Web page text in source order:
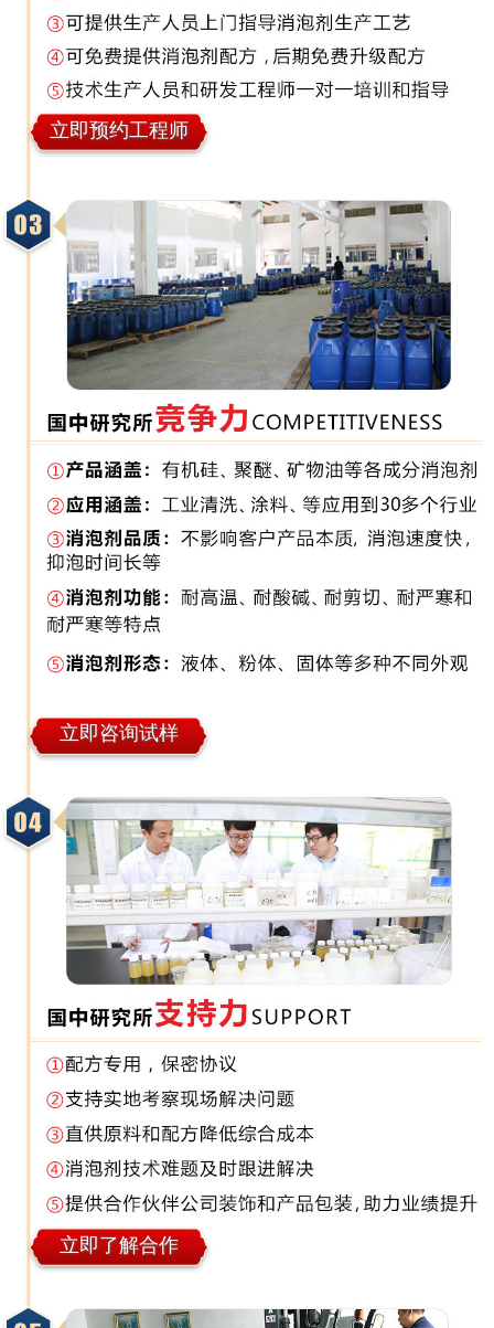
立即预约工程师
立即咨询试样
立即了解合作